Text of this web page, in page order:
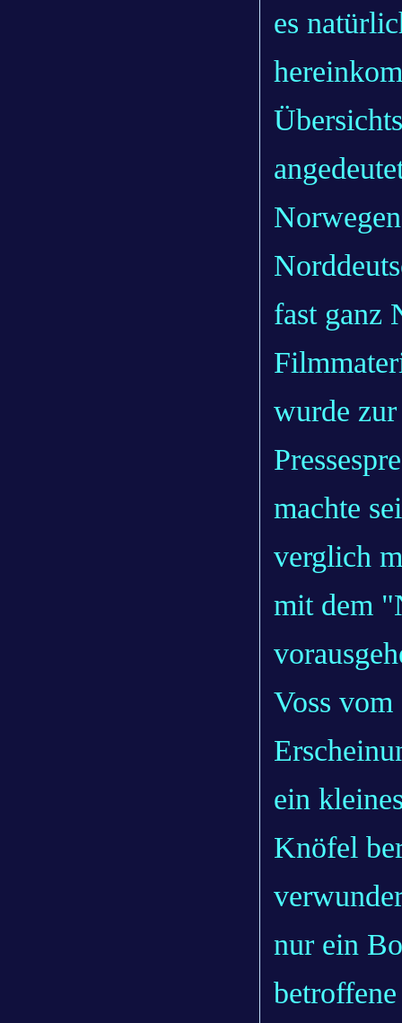
es
fast ganz
wurde
machte
verglich
mit dem
Voss
ein
Knöfel
nur ein